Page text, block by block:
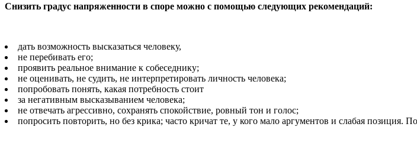
Снизить градус напряженности в споре можно с помощью следующих рекомендаций:
дать возможность высказаться человеку,
не перебивать его;
проявить реальное внимание к собеседнику;
не оценивать, не судить, не интерпретировать личность человека;
попробовать понять, какая потребность стоит
за негативным высказыванием человека;
не отвечать агрессивно, сохранять спокойствие, ровный тон и голос;
попросить повторить, но без крика; часто кричат те, у кого мало аргументов и слабая позиция.